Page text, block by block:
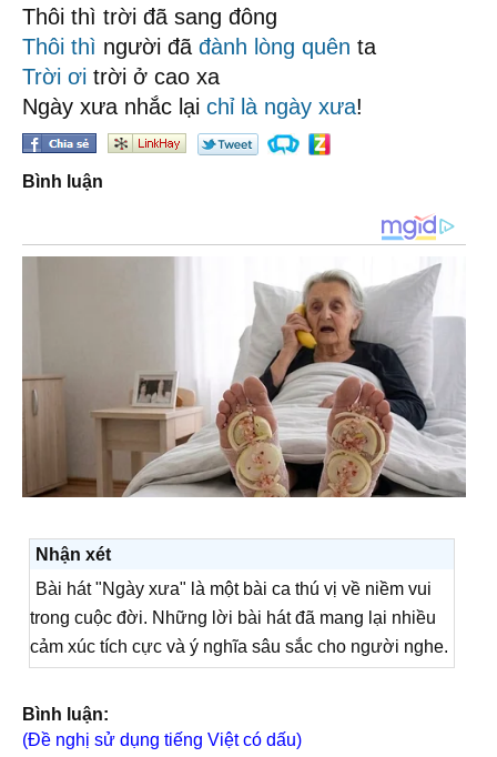
Thôi thì trời đã sang đông
Thôi thì người đã đành lòng quên ta
Trời ơi trời ở cao xa
Ngày xưa nhắc lại chỉ là ngày xưa!
Bình luận
Nhận xét
Bài hát "Ngày xưa" là một bài ca thú vị về niềm vui
trong cuộc đời. Những lời bài hát đã mang lại nhiều
cảm xúc tích cực và ý nghĩa sâu sắc cho người nghe.
Bình luận:
(Đề nghị sử dụng tiếng Việt có dấu)